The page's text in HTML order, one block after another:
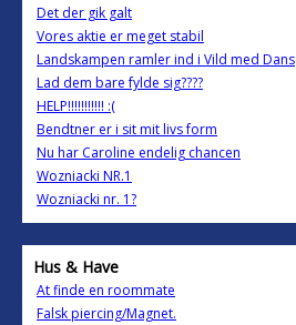
Det der gik galt
Vores aktie er meget stabil
Landskampen ramler ind i Vild med Dans
Lad dem bare fylde sig????
HELP!!!!!!!!!!! :(
Bendtner er i sit mit livs form
Nu har Caroline endelig chancen
Wozniacki NR.1
Wozniacki nr. 1?
Hus & Have
At finde en roommate
Falsk piercing/Magnet.